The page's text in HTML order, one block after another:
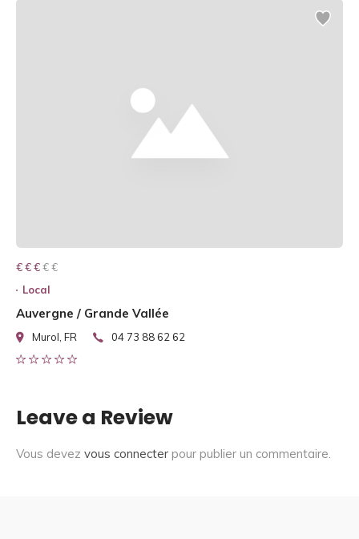
€ € € € €
€ € €
Local
Auvergne / Grande Vallée
Murol, FR 04 73 88 62 62
Leave a Review
Vous devez vous connecter pour publier un commentaire.